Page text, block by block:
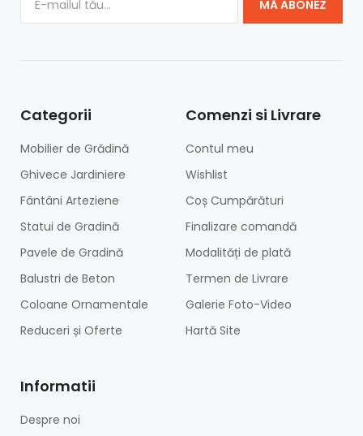
MĂ ABONEZ
Categorii
Mobilier de Grădină
Ghivece Jardiniere
Fântâni Arteziene
Statui de Gradină
Pavele de Gradină
Balustri de Beton
Coloane Ornamentale
Reduceri și Oferte
Comenzi si Livrare
Contul meu
Wishlist
Coș Cumpărături
Finalizare comandă
Modalități de plată
Termen de Livrare
Galerie Foto-Video
Hartă Site
Informatii
Despre noi